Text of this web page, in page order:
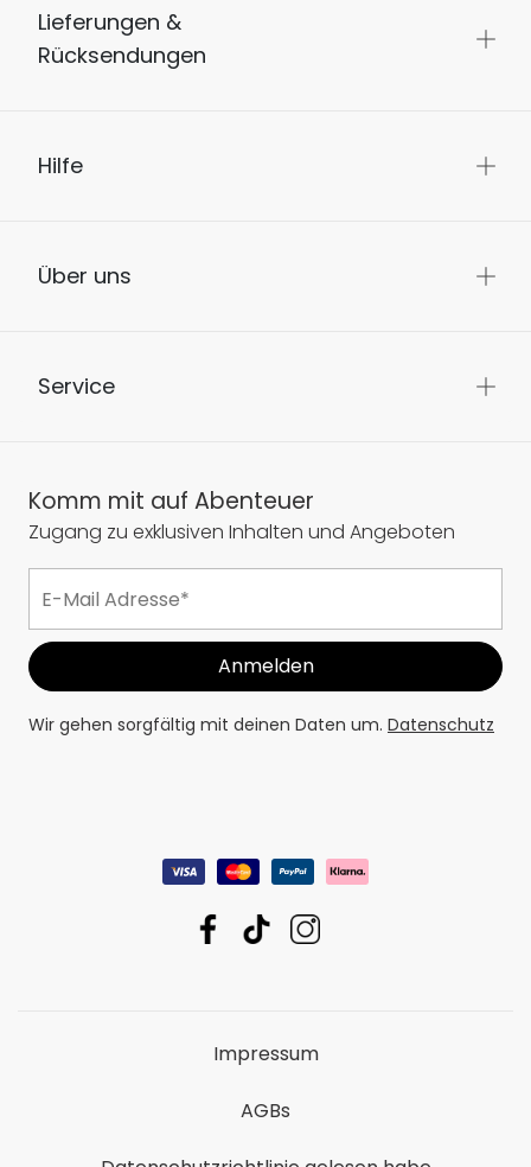
Lieferungen &
Rücksendungen
Hilfe
Über uns
Service
Komm mit auf Abenteuer
Zugang zu exklusiven Inhalten und Angeboten
Wir gehen sorgfältig mit deinen Daten um. Datenschutz
Impressum
AGBs